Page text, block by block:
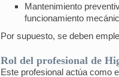
Mantenimiento
funcionamiento
Por supuesto, se deben
Rol del profesional de
Este profesional actúa como